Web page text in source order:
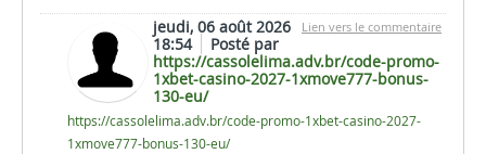
Lien vers le commentaire
jeudi, 06 août 2026
18:54
Posté par
https://cassolelima.adv.br/code-promo-
1xbet-casino-2027-1xmove777-bonus-
130-eu/
https://cassolelima.adv.br/code-promo-1xbet-casino-2027-
1xmove777-bonus-130-eu/